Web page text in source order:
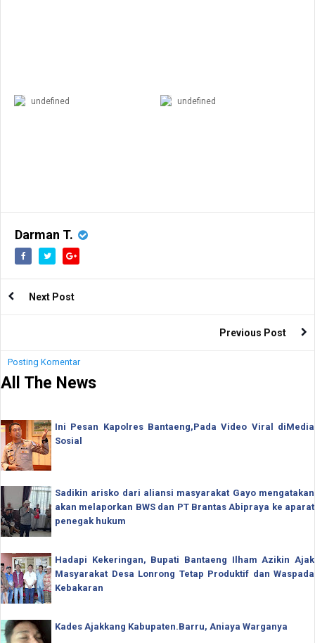
undefined undefined
Darman T.
Next Post
Previous Post
Posting Komentar
All The News
Ini Pesan Kapolres Bantaeng,Pada Video Viral diMedia
Sosial
Sadikin arisko dari aliansi masyarakat Gayo mengatakan
akan melaporkan BWS dan PT Brantas Abipraya ke aparat
penegak hukum
Hadapi Kekeringan, Bupati Bantaeng Ilham Azikin Ajak
Masyarakat Desa Lonrong Tetap Produktif dan Waspada
Kebakaran
Kades Ajakkang Kabupaten.Barru, Aniaya Warganya